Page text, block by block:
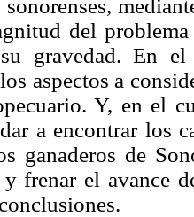
sonorenses,
del
gravedad. En
aspectos a
Y, en el
a encontrar los
ganaderos de
y frenar el avance